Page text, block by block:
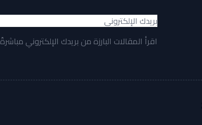
اقرأ المقالات البارزة من بريدك الإلكتروني مباشرةً